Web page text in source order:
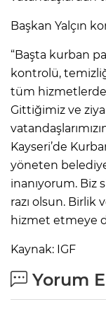
Başkan Yalçın
“Başta kurban
kontrolü,
tüm hizmetlerde
Gittiğimiz ve
Kayseri’de
yöneten
inanıyorum. Biz
razı olsun. Birlik
hizmet etmeye
Kaynak: IGF
Yorum